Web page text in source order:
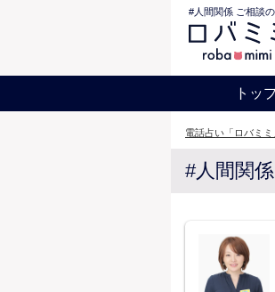
#人間関係 ご相談
トッ
電話占い「ロバミ
#人間関